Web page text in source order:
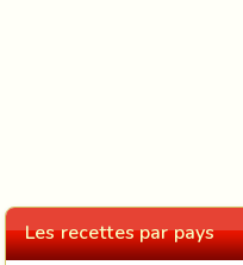
Les recettes par pays